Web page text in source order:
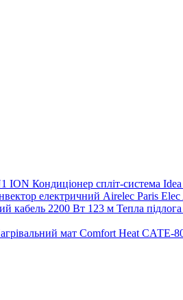
Кондиціонер спліт-система
електричний Airelec Paris
Тепла
мат Comfort Heat CАТE-